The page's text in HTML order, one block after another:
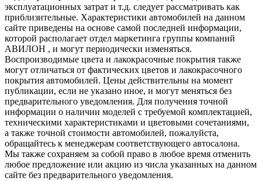
эксплуатационных затрат и т.д. следует рассматривать как
приблизительные. Характеристики автомобилей на данном
сайте приведены на основе самой последней информации,
которой располагает отдел маркетинга группы компаний
АВИЛОН , и могут периодически изменяться.
Воспроизводимые цвета и лакокрасочные покрытия также
могут отличаться от фактических цветов и лакокрасочного
покрытия автомобилей. Цены действительны на момент
публикации, если не указано иное, и могут меняться без
предварительного уведомления. Для получения точной
информации о наличии моделей с требуемой комплектацией,
техническими характеристиками и цветовыми сочетаниями,
а также точной стоимости автомобилей, пожалуйста,
обращайтесь к менеджерам соответствующего автосалона.
Мы также сохраняем за собой право в любое время отменить
любое предложение или акцию из числа указанных на данном
сайте без предварительного уведомления.